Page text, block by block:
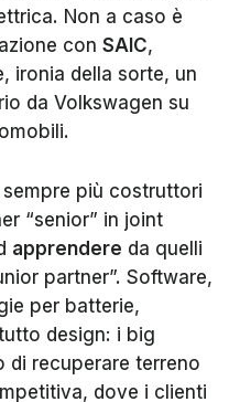
Non a caso è
con SAIC,
ironia della sorte, un
da Volkswagen su
più costruttori
“senior” in joint
apprendere da quelli
partner”. Software,
per batterie,
design: i big
di recuperare terreno
dove i clienti